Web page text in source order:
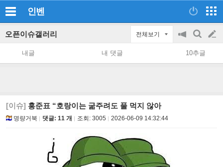
인벤
오픈이슈갤러리 전체보기
공
지
on/off
검
색
글
쓰
내글 내 댓글 10추글
[이슈] 홍준표 “호랑이는 굶주려도 풀 먹지 않아
명량거북 댓글: 11 개 조회: 3005 2026-06-09 14:32:44